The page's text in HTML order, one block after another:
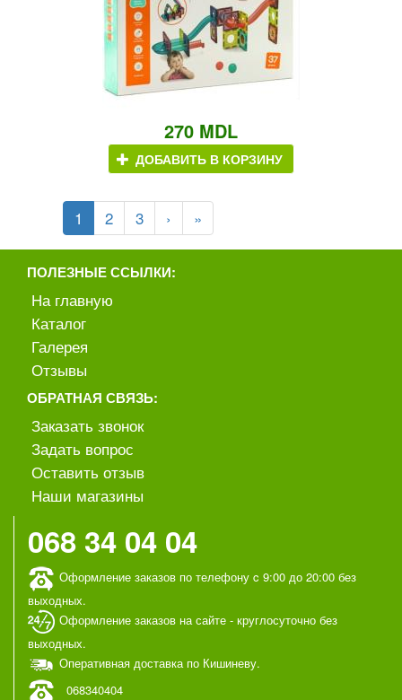
270 MDL
ДОБАВИТЬ В КОРЗИНУ
1 2 3 › »
ПОЛЕЗНЫЕ ССЫЛКИ:
На главную
Каталог
Галерея
Отзывы
ОБРАТНАЯ СВЯЗЬ:
Заказать звонок
Задать вопрос
Оставить отзыв
Наши магазины
068 34 04 04
Оформление заказов по телефону c 9:00 до 20:00 без
выходных.
Оформление заказов на сайте - круглосуточно без
выходных.
Оперативная доставка по Кишиневу.
068340404